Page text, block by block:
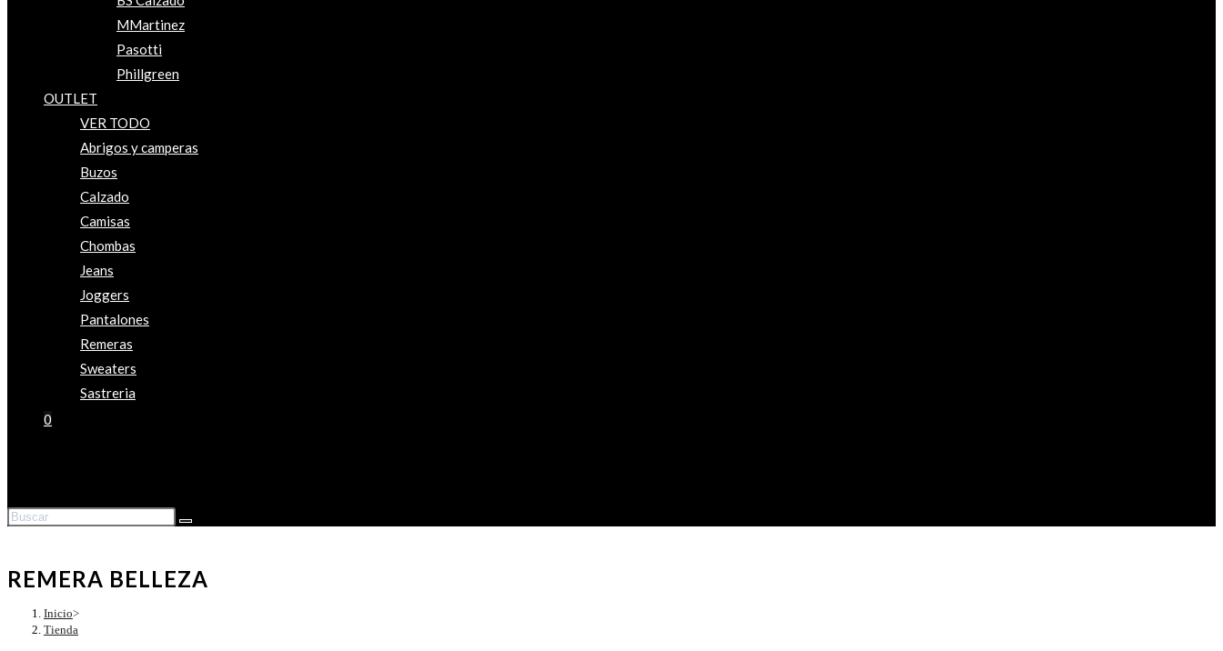
MMartinez
Pasotti
Phillgreen
OUTLET
VER TODO
Abrigos y camperas
Buzos
Calzado
Camisas
Chombas
Jeans
Joggers
Pantalones
Remeras
Sweaters
Sastreria
0
REMERA BELLEZA
Inicio>
Tienda